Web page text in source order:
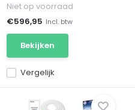
Vergelijk
Niet op voorraad
€596,95 Incl. btw
Bekijken